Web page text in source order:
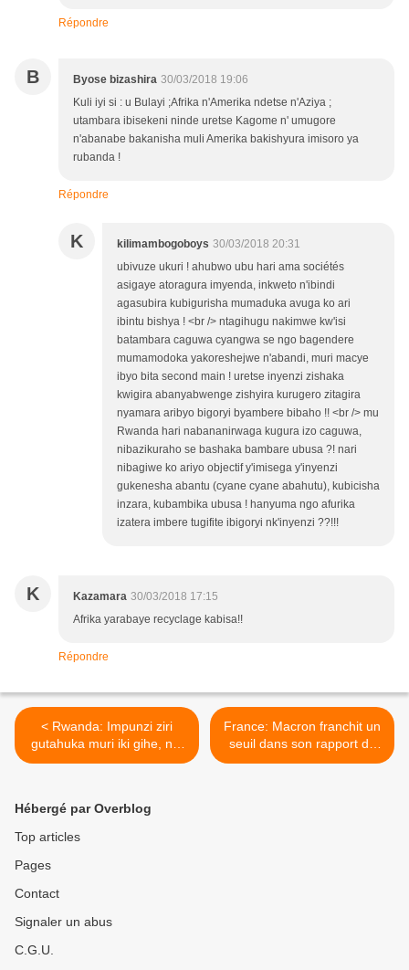
Répondre
B Byose bizashira 30/03/2018 19:06
Kuli iyi si : u Bulayi ;Afrika n'Amerika ndetse n'Aziya ;
utambara ibisekeni ninde uretse Kagome n' umugore
n'abanabe bakanisha muli Amerika bakishyura imisoro ya
rubanda !
Répondre
K kilimambogoboys 30/03/2018 20:31
ubivuze ukuri ! ahubwo ubu hari ama sociétés
asigaye atoragura imyenda, inkweto n'ibindi
agasubira kubigurisha mumaduka avuga ko ari
ibintu bishya ! <br /> ntagihugu nakimwe kw'isi
batambara caguwa cyangwa se ngo bagendere
mumamodoka yakoreshejwe n'abandi, muri macye
ibyo bita second main ! uretse inyenzi zishaka
kwigira abanyabwenge zishyira kurugero zitagira
nyamara aribyo bigoryi byambere bibaho !! <br /> mu
Rwanda hari nabananirwaga kugura izo caguwa,
nibazikuraho se bashaka bambare ubusa ?! nari
nibagiwe ko ariyo objectif y'imisega y'inyenzi
gukenesha abantu (cyane cyane abahutu), kubicisha
inzara, kubambika ubusa ! hanyuma ngo afurika
izatera imbere tugifite ibigoryi nk'inyenzi ??!!!
K Kazamara 30/03/2018 17:15
Afrika yarabaye recyclage kabisa!!
Répondre
< Rwanda: Impunzi ziri
gutahuka muri iki gihe, nta
burenganzira zifite bwo
France: Macron franchit un
seuil dans son rapport de
force avec la Turquie. >
Hébergé par Overblog
Top articles
Pages
Contact
Signaler un abus
C.G.U.